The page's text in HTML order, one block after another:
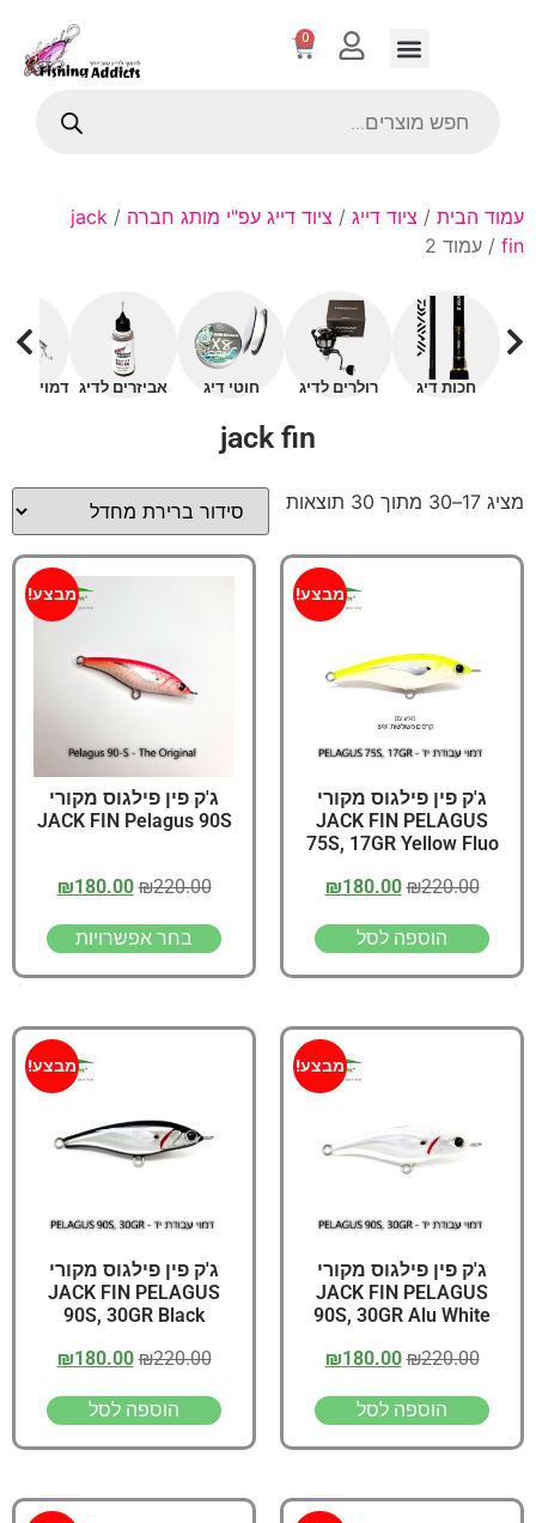
0
עמוד הבית / ציוד דייג / ציוד דייג עפ"י מותג חברה /
jack
fin / עמוד 2
חכות דיג רולרים לדיג חוטי דיג אביזרים לדיג דמויים
jack fin
מציג 17–30 מתוך 30 תוצאות
מבצע!
ג'ק פין פילגוס מקורי
JACK FIN PELAGUS
75S, 17GR Yellow Fluo
₪220.00
₪180.00
הוספה לסל
מבצע!
ג'ק פין פילגוס מקורי
JACK FIN Pelagus 90S
₪220.00
₪180.00
בחר אפשרויות
מבצע!
ג'ק פין פילגוס מקורי
JACK FIN PELAGUS
90S, 30GR Alu White
₪220.00
₪180.00
הוספה לסל
מבצע!
ג'ק פין פילגוס מקורי
JACK FIN PELAGUS
90S, 30GR Black
₪220.00
₪180.00
הוספה לסל